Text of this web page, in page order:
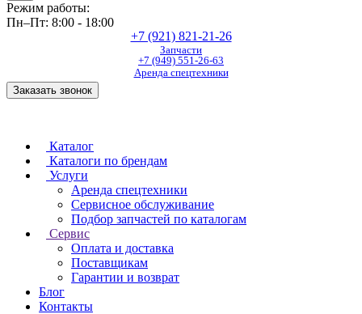
Режим работы:
Пн–Пт: 8:00 - 18:00
+7 (921) 821-21-26
Запчасти
+7 (949) 551-26-63
Аренда спецтехники
Заказать звонок
Каталог
Каталоги по брендам
Услуги
Аренда спецтехники
Сервисное обслуживание
Подбор запчастей по каталогам
Сервис
Оплата и доставка
Поставщикам
Гарантии и возврат
Блог
Контакты